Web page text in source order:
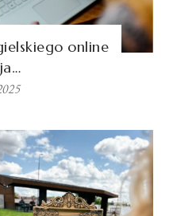
online